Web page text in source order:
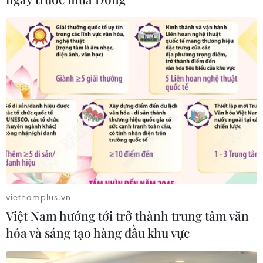
"vỗ béo" sử dụng chất cấm
05/08/2026 04:59
Triệt phá thành công hệ
thống Lương Sơn TV đánh bạc lên tới
1.500 tỷ đồng/tháng
05/08/2026 04:57
Đình chỉ chức vụ một hiệu trưởng do
liên quan đường dây cá độ bóng đá
05/08/2026 03:25
Cảnh báo lừa đảo mùa tựu trường:
Cẩn trọng với thủ đoạn giả danh, đặt
vietnamplus.vn
Việt Nam hướng tới trở thành trung tâm văn
hóa và sáng tạo hàng đầu khu vực